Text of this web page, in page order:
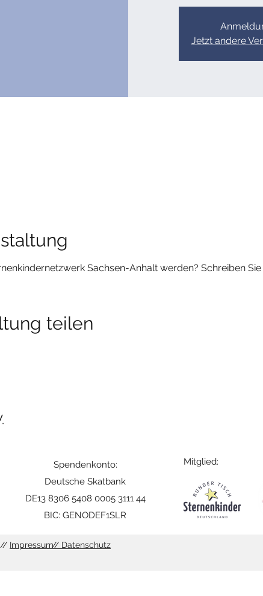
Jetzt andere
Sachsen-Anhalt werden? Schreiben Sie
teilen
Spendenkonto:
Deutsche Skatbank
DE13 8306 5408 0005 3111 44
BIC: GENODEF1SLR
Mitglied:
// Impressum// Datenschutz